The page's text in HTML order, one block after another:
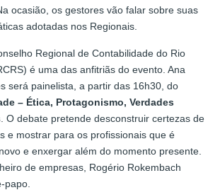
ocasião, os gestores vão falar sobre suas
adotadas nos Regionais.
Regional de Contabilidade do Rio
é uma das anfitriãs do evento. Ana
será painelista, a partir das 16h30, do
– Ética, Protagonismo, Verdades
. O debate pretende desconstruir certezas de
e mostrar para os profissionais que é
e enxergar além do momento presente.
de empresas, Rogério Rokembach
papo.